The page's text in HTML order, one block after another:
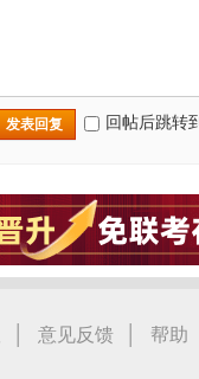
发表回复 回帖后跳转
| 意见反馈 | 帮助